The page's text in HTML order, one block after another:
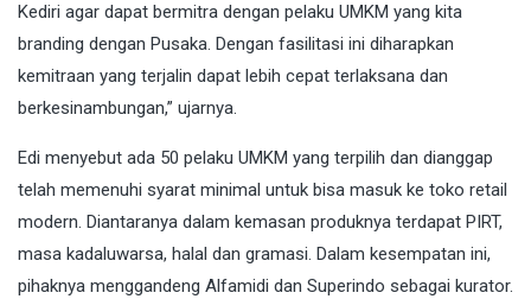
Kediri agar dapat bermitra dengan pelaku UMKM yang kita
branding dengan Pusaka. Dengan fasilitasi ini diharapkan
kemitraan yang terjalin dapat lebih cepat terlaksana dan
berkesinambungan,” ujarnya.
Edi menyebut ada 50 pelaku UMKM yang terpilih dan dianggap
telah memenuhi syarat minimal untuk bisa masuk ke toko retail
modern. Diantaranya dalam kemasan produknya terdapat PIRT,
masa kadaluwarsa, halal dan gramasi. Dalam kesempatan ini,
pihaknya menggandeng Alfamidi dan Superindo sebagai kurator.